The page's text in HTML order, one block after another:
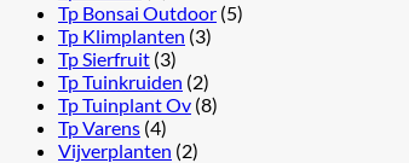
Tp Bonsai Outdoor (5)
Tp Klimplanten (3)
Tp Sierfruit (3)
Tp Tuinkruiden (2)
Tp Tuinplant Ov (8)
Tp Varens (4)
Vijverplanten (2)